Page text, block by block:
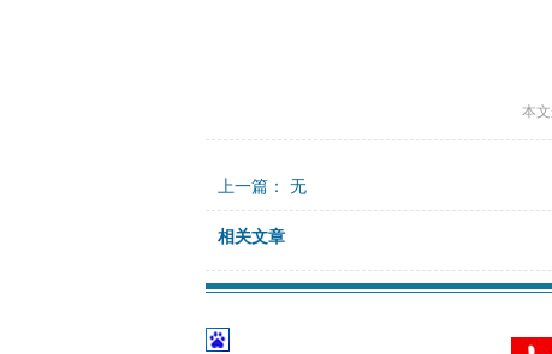
本
上一篇： 无
相关文章